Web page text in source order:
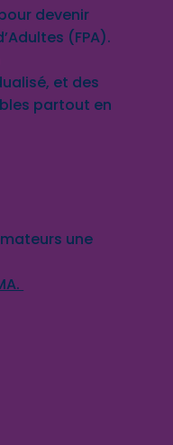
devenir
(FPA).
et des
partout en
une